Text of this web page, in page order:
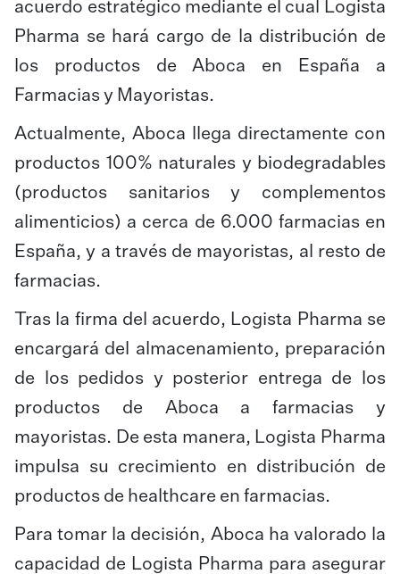
acuerdo estratégico mediante el cual Logista
Pharma se hará cargo de la distribución de
los productos de Aboca en España a
Farmacias y Mayoristas.
Actualmente, Aboca llega directamente con
productos 100% naturales y biodegradables
(productos sanitarios y complementos
alimenticios) a cerca de 6.000 farmacias en
España, y a través de mayoristas, al resto de
farmacias.
Tras la firma del acuerdo, Logista Pharma se
encargará del almacenamiento, preparación
de los pedidos y posterior entrega de los
productos de Aboca a farmacias y
mayoristas. De esta manera, Logista Pharma
impulsa su crecimiento en distribución de
productos de healthcare en farmacias.
Para tomar la decisión, Aboca ha valorado la
capacidad de Logista Pharma para asegurar